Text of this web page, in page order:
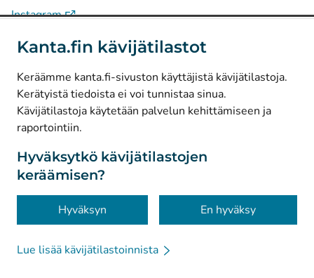
Kanta.fin kävijätilastot
Keräämme kanta.fi-sivuston käyttäjistä kävijätilastoja.
Kerätyistä tiedoista ei voi tunnistaa sinua.
Kävijätilastoja käytetään palvelun kehittämiseen ja
raportointiin.
Hyväksytkö kävijätilastojen
keräämisen?
Hyväksyn En hyväksy
Lue lisää kävijätilastoinnista
Instagram(Avautuu uuteen välilehteen)
Facebook(Avautuu uuteen välilehteen)
© Kanta-Palvelut, Kansaneläkelaitos
Tietosuoja
Tietoa sivustosta
Saavutettavuus
Evästeet